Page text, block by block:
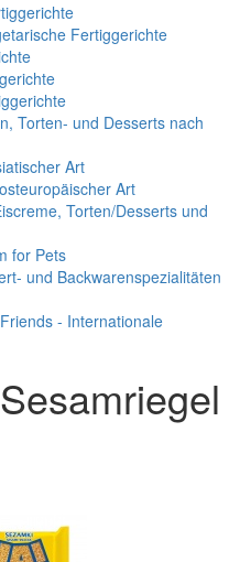
Fertiggerichte
Torten- und Desserts nach
Art
Art
Torten/Desserts und
for Pets
und Backwarenspezialitäten
- Internationale